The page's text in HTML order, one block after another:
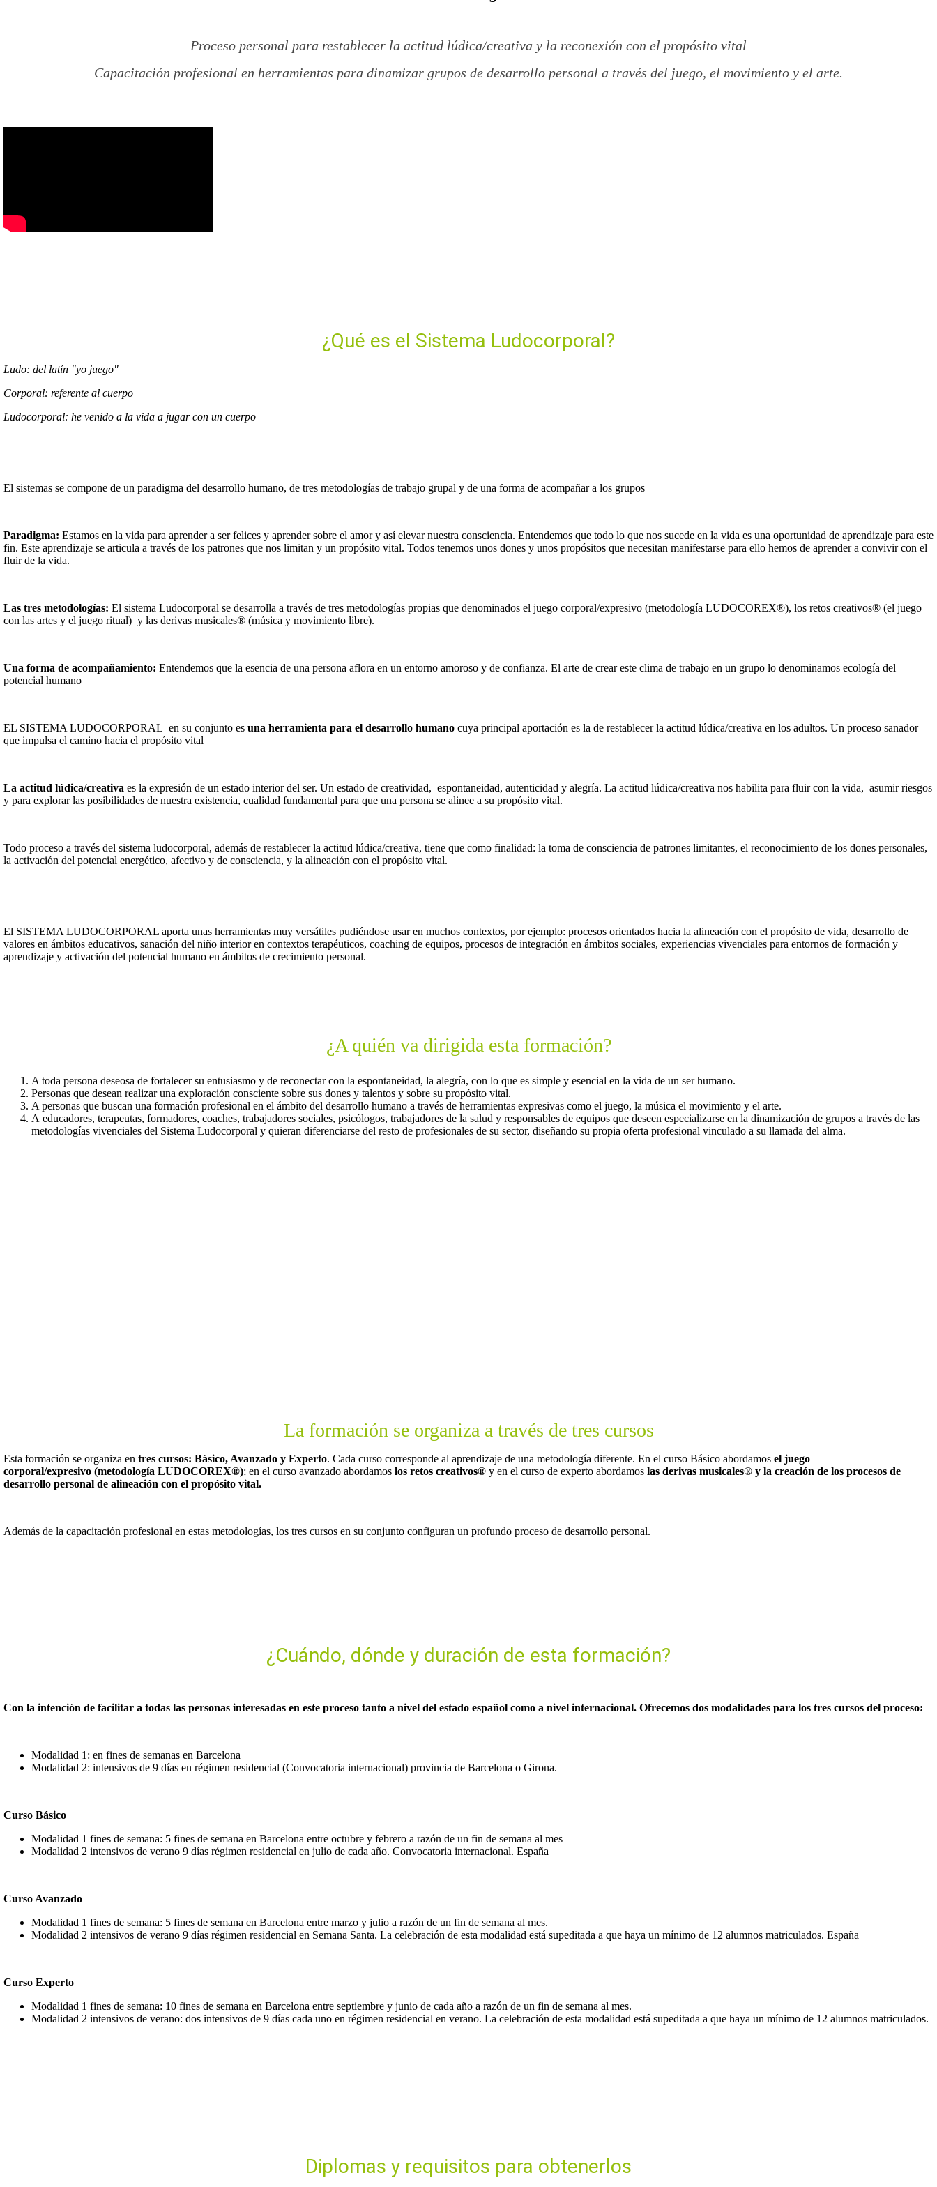
Proceso personal para restablecer la actitud lúdica/creativa y la reconexión con el propósito vital
Capacitación profesional en herramientas para dinamizar grupos de desarrollo personal a través del juego, el movimiento y el arte.
¿Qué es el Sistema Ludocorporal?
Ludo: del latín "yo juego"
Corporal: referente al cuerpo
Ludocorporal: he venido a la vida a jugar con un cuerpo
El sistemas se compone de un paradigma del desarrollo humano, de tres metodologías de trabajo grupal y de una forma de acompañar a los grupos
Paradigma: Estamos en la vida para aprender a ser felices y aprender sobre el amor y así elevar nuestra consciencia. Entendemos que todo lo que nos sucede en la vida es una oportunidad de aprendizaje para este
fin. Este aprendizaje se articula a través de los patrones que nos limitan y un propósito vital. Todos tenemos unos dones y unos propósitos que necesitan manifestarse para ello hemos de aprender a convivir con el
fluir de la vida.
Las tres metodologías: El sistema Ludocorporal se desarrolla a través de tres metodologías propias que denominados el juego corporal/expresivo (metodología LUDOCOREX®), los retos creativos® (el juego
con las artes y el juego ritual) y las derivas musicales® (música y movimiento libre).
Una forma de acompañamiento: Entendemos que la esencia de una persona aflora en un entorno amoroso y de confianza. El arte de crear este clima de trabajo en un grupo lo denominamos ecología del
potencial humano
EL SISTEMA LUDOCORPORAL en su conjunto es una herramienta para el desarrollo humano cuya principal aportación es la de restablecer la actitud lúdica/creativa en los adultos. Un proceso sanador
que impulsa el camino hacia el propósito vital
La actitud lúdica/creativa es la expresión de un estado interior del ser. Un estado de creatividad, espontaneidad, autenticidad y alegría. La actitud lúdica/creativa nos habilita para fluir con la vida, asumir riesgos
y para explorar las posibilidades de nuestra existencia, cualidad fundamental para que una persona se alinee a su propósito vital.
Todo proceso a través del sistema ludocorporal, además de restablecer la actitud lúdica/creativa, tiene que como finalidad: la toma de consciencia de patrones limitantes, el reconocimiento de los dones personales,
la activación del potencial energético, afectivo y de consciencia, y la alineación con el propósito vital.
El SISTEMA LUDOCORPORAL aporta unas herramientas muy versátiles pudiéndose usar en muchos contextos, por ejemplo: procesos orientados hacia la alineación con el propósito de vida, desarrollo de
valores en ámbitos educativos, sanación del niño interior en contextos terapéuticos, coaching de equipos, procesos de integración en ámbitos sociales, experiencias vivenciales para entornos de formación y
aprendizaje y activación del potencial humano en ámbitos de crecimiento personal.
¿A quién va dirigida esta formación?
A toda persona deseosa de fortalecer su entusiasmo y de reconectar con la espontaneidad, la alegría, con lo que es simple y esencial en la vida de un ser humano.
Personas que desean realizar una exploración consciente sobre sus dones y talentos y sobre su propósito vital.
A personas que buscan una formación profesional en el ámbito del desarrollo humano a través de herramientas expresivas como el juego, la música el movimiento y el arte.
A educadores, terapeutas, formadores, coaches, trabajadores sociales, psicólogos, trabajadores de la salud y responsables de equipos que deseen especializarse en la dinamización de grupos a través de las
metodologías vivenciales del Sistema Ludocorporal y quieran diferenciarse del resto de profesionales de su sector, diseñando su propia oferta profesional vinculado a su llamada del alma.
La formación se organiza a través de tres cursos
Esta formación se organiza en tres cursos: Básico, Avanzado y Experto. Cada curso corresponde al aprendizaje de una metodología diferente. En el curso Básico abordamos el juego
corporal/expresivo (metodología LUDOCOREX®); en el curso avanzado abordamos los retos creativos® y en el curso de experto abordamos las derivas musicales® y la creación de los procesos de
desarrollo personal de alineación con el propósito vital.
Además de la capacitación profesional en estas metodologías, los tres cursos en su conjunto configuran un profundo proceso de desarrollo personal.
¿Cuándo, dónde y duración de esta formación?
Con la intención de facilitar a todas las personas interesadas en este proceso tanto a nivel del estado español como a nivel internacional. Ofrecemos dos modalidades para los tres cursos del proceso:
Modalidad 1: en fines de semanas en Barcelona
Modalidad 2: intensivos de 9 días en régimen residencial (Convocatoria internacional) provincia de Barcelona o Girona.
Curso Básico
Modalidad 1 fines de semana: 5 fines de semana en Barcelona entre octubre y febrero a razón de un fin de semana al mes
Modalidad 2 intensivos de verano 9 días régimen residencial en julio de cada año. Convocatoria internacional. España
Curso Avanzado
Modalidad 1 fines de semana: 5 fines de semana en Barcelona entre marzo y julio a razón de un fin de semana al mes.
Modalidad 2 intensivos de verano 9 días régimen residencial en Semana Santa. La celebración de esta modalidad está supeditada a que haya un mínimo de 12 alumnos matriculados. España
Curso Experto
Modalidad 1 fines de semana: 10 fines de semana en Barcelona entre septiembre y junio de cada año a razón de un fin de semana al mes.
Modalidad 2 intensivos de verano: dos intensivos de 9 días cada uno en régimen residencial en verano. La celebración de esta modalidad está supeditada a que haya un mínimo de 12 alumnos matriculados.
Diplomas y requisitos para obtenerlos